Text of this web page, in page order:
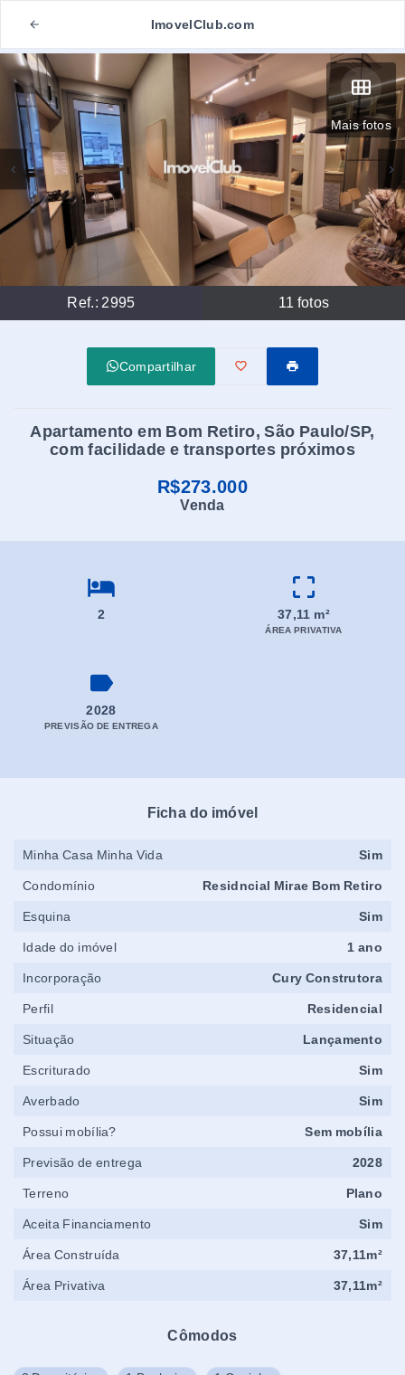
ImovelClub.com
Mais fotos
Ref.: 2995 11 fotos
Compartilhar
Apartamento em Bom Retiro, São Paulo/SP,
com facilidade e transportes próximos
R$273.000
Venda
2 37,11 m²
ÁREA PRIVATIVA
2028
PREVISÃO DE ENTREGA
Cômodos
Ficha do imóvel
Minha Casa Minha Vida Sim
Condomínio Residncial Mirae Bom Retiro
Esquina Sim
Idade do imóvel 1 ano
Incorporação Cury Construtora
Perfil Residencial
Situação Lançamento
Escriturado Sim
Averbado Sim
Possui mobília? Sem mobília
Previsão de entrega 2028
Terreno Plano
Aceita Financiamento Sim
Área Construída 37,11m²
Área Privativa 37,11m²